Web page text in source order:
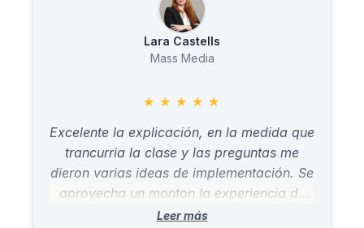
★ ★ ★ ★ ★
Excelente la explicación, en la medida que
trancurria la clase y las preguntas me
dieron varias ideas de implementación. Se
aprovecha un monton la experiencia de
Juan.
Lara Castells
Mass Media